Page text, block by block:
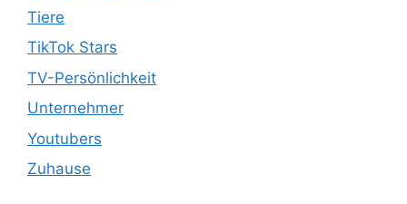
Tiere
TikTok Stars
TV-Persönlichkeit
Unternehmer
Youtubers
Zuhause